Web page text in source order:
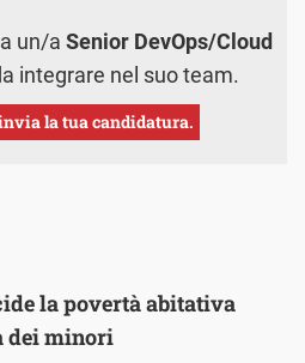
un/a Senior DevOps/Cloud
integrare nel suo team.
la tua candidatura.
la povertà abitativa
dei minori